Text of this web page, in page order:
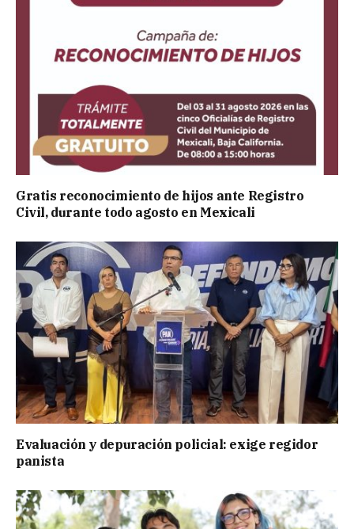
Gratis reconocimiento de hijos ante Registro
Civil, durante todo agosto en Mexicali
Evaluación y depuración policial: exige regidor
panista